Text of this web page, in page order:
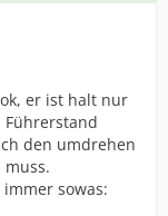
er ist halt nur
Führerstand
den umdrehen
sowas: